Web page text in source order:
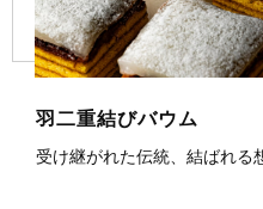
羽二重結びバウム
受け継がれた伝統、結ばれる